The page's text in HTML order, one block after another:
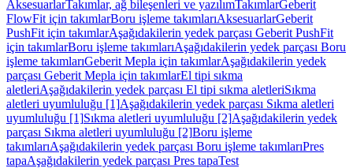
AksesuarlarTakımlar, ağ bileşenleri ve yazılımTakımlarGeberit
FlowFit için takımlarBoru işleme takımlarıAksesuarlarGeberit
PushFit için takımlarAşağıdakilerin yedek parçası Geberit PushFit
için takımlarBoru işleme takımlarıAşağıdakilerin yedek parçası Boru
işleme takımlarıGeberit Mepla için takımlarAşağıdakilerin yedek
parçası Geberit Mepla için takımlarEl tipi sıkma
aletleriAşağıdakilerin yedek parçası El tipi sıkma aletleriSıkma
aletleri uyumluluğu [1]Aşağıdakilerin yedek parçası Sıkma aletleri
uyumluluğu [1]Sıkma aletleri uyumluluğu [2]Aşağıdakilerin yedek
parçası Sıkma aletleri uyumluluğu [2]Boru işleme
takımlarıAşağıdakilerin yedek parçası Boru işleme takımlarıPres
tapaAşağıdakilerin yedek parçası Pres tapaTest